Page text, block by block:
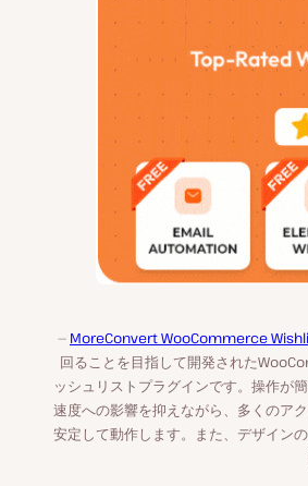
MoreConvert WooCommerce
回ることを目指して開発された
ッシュリストプラグインです。操作が
速度への影響を抑えながら、多くのア
安定して動作します。また、デザイン